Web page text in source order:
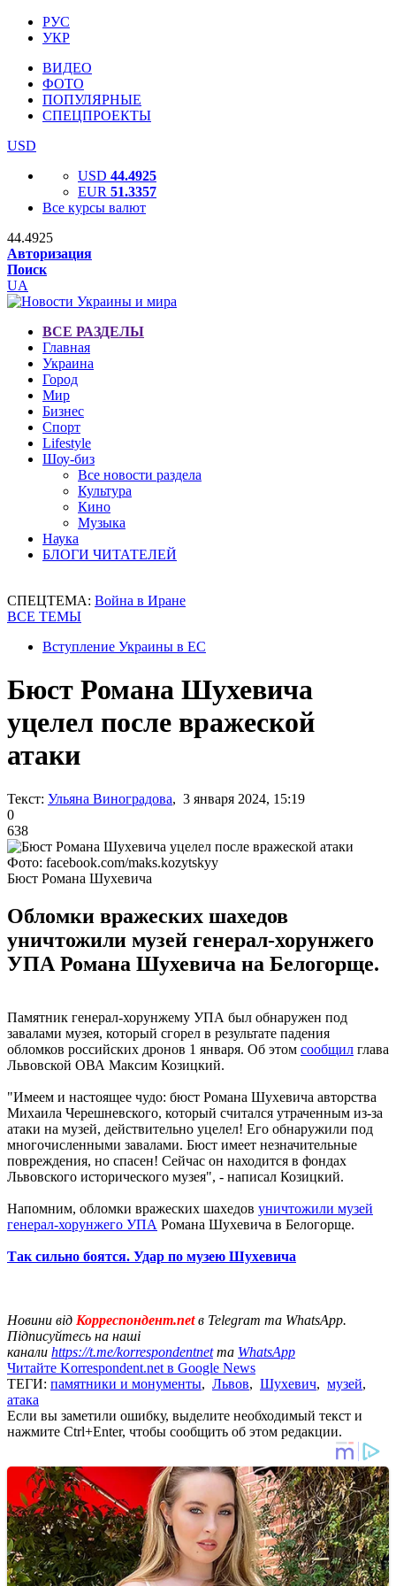
РУС
УКР
ВИДЕО
ФОТО
ПОПУЛЯРНЫЕ
СПЕЦПРОЕКТЫ
USD
USD 44.4925
EUR 51.3357
Все курсы валют
44.4925
Авторизация
Поиск
UA
ВСЕ РАЗДЕЛЫ
Главная
Украина
Город
Мир
Бизнес
Спорт
Lifestyle
Шоу-биз
Все новости раздела
Культура
Кино
Музыка
Наука
БЛОГИ ЧИТАТЕЛЕЙ
СПЕЦТЕМА: Война в Иране
ВСЕ ТЕМЫ
Вступление Украины в ЕС
Бюст Романа Шухевича
уцелел после вражеской
атаки
Текст: Ульяна Виноградова, 3 января 2024, 15:19
0
638
Фото: facebook.com/maks.kozytskyy
Бюст Романа Шухевича
Обломки вражеских шахедов
уничтожили музей генерал-хорунжего
УПА Романа Шухевича на Белогорще.
Памятник генерал-хорунжему УПА был обнаружен под
завалами музея, который сгорел в результате падения
обломков российских дронов 1 января. Об этом сообщил глава
Львовской ОВА Максим Козицкий.
"Имеем и настоящее чудо: бюст Романа Шухевича авторства
Михаила Черешневского, который считался утраченным из-за
атаки на музей, действительно уцелел! Его обнаружили под
многочисленными завалами. Бюст имеет незначительные
повреждения, но спасен! Сейчас он находится в фондах
Львовского исторического музея", - написал Козицкий.
Напомним, обломки вражеских шахедов уничтожили музей
генерал-хорунжего УПА Романа Шухевича в Белогорще.
Так сильно боятся. Удар по музею Шухевича
Новини від Корреспондент.netв Telegram та WhatsApp.
Підписуйтесь на наші
канали https://t.me/korrespondentnetта WhatsApp
Читайте Korrespondent.net в Google News
ТЕГИ: памятники и монументы, Львов, Шухевич, музей,
атака
Если вы заметили ошибку, выделите необходимый текст и
нажмите Ctrl+Enter, чтобы сообщить об этом редакции.